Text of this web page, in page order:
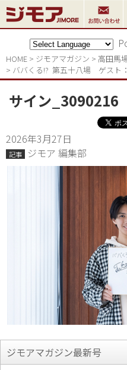
HOME > ジモアマガジン > 高田馬
> ババくる!?  第五十八場　ゲスト
サイン_3090216
2026年3月27日
記事 ジモア 編集部
ジモアマガジン最新号